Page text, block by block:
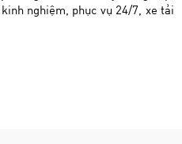
nghiệm, phục vụ 24/7, xe tải